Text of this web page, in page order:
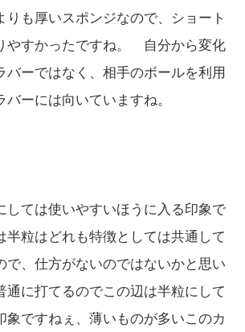
も厚いスポンジなので、ショート
やすかったですね。 自分から変化
バーではなく、相手のボールを利用
ーには向いていますね。
しては使いやすいほうに入る印象で
粒はどれも特徴としては共通して
で、仕方がないのではないかと思い
に打てるのでこの辺は半粒にして
象ですねぇ、薄いものが多いこのカ